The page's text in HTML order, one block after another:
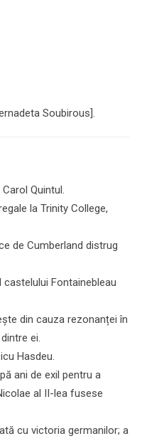
Soubirous].
Quintul.
la Trinity College,
de Cumberland distrug
Fontainebleau
din cauza rezonanței în
ei.
Hasdeu.
ani de exil pentru a
al II-lea fusese
cu victoria germanilor; a